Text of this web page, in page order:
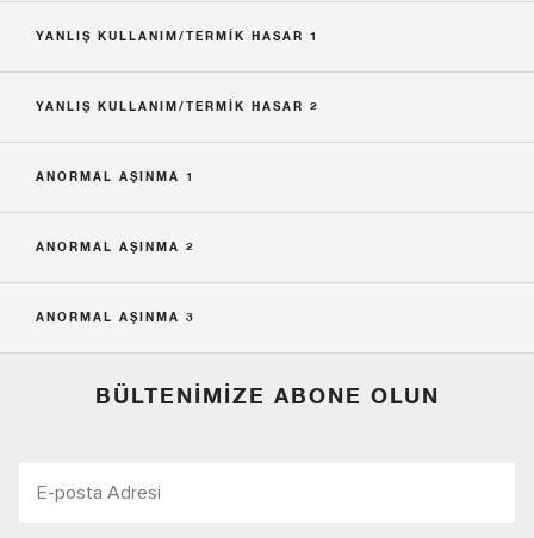
YANLIŞ KULLANIM/TERMIK HASAR 1
YANLIŞ KULLANIM/TERMIK HASAR 2
ANORMAL AŞINMA 1
ANORMAL AŞINMA 2
ANORMAL AŞINMA 3
BÜLTENIMIZE ABONE OLUN